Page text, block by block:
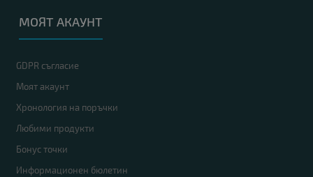
МОЯТ АКАУНТ
GDPR съгласие
Моят акаунт
Хронология на поръчки
Любими продукти
Бонус точки
Информационен бюлетин